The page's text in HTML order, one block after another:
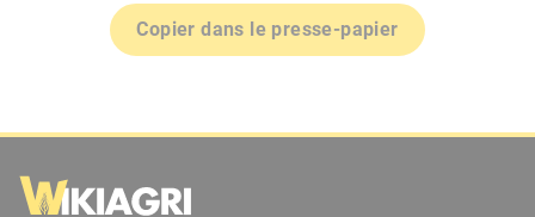
Copier dans le presse-papier